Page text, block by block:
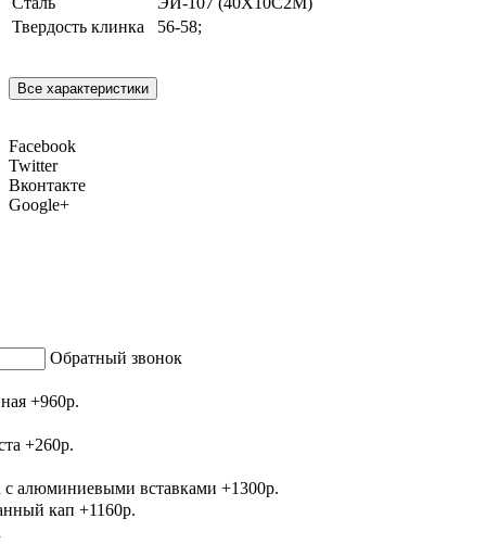
Твердость клинка
56-58;
Все характеристики
Facebook
Twitter
Вконтакте
Google+
Обратный звонок